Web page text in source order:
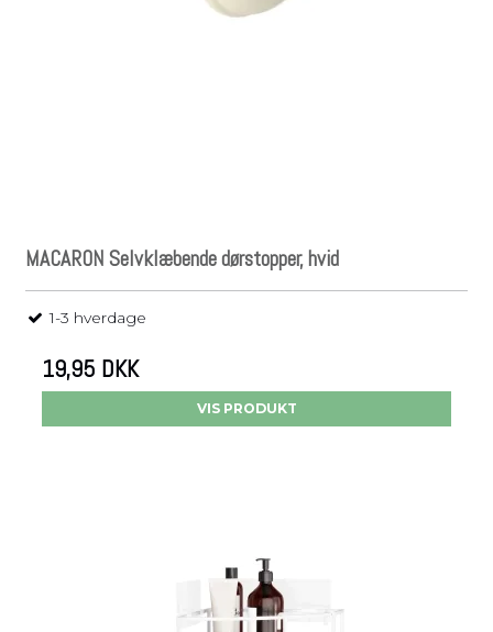
MACARON Selvklæbende dørstopper, hvid
1-3 hverdage
19,95 DKK
VIS PRODUKT